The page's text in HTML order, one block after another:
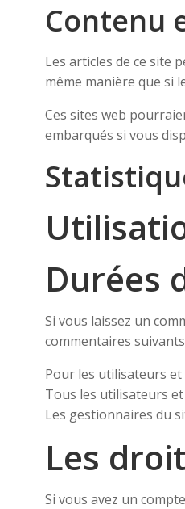
Contenu
Les articles de ce site
même manière que si
Ces sites web
embarqués si vous
Durées
Si vous laissez un
commentaires
Pour les utilisateurs
Tous les utilisateurs
Les gestionnaires du
Les
Si vous avez un